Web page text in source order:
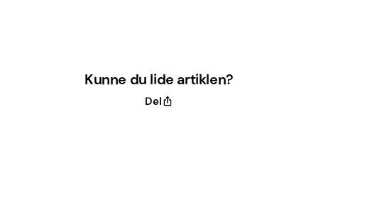
Kunne du lide artiklen?
Del